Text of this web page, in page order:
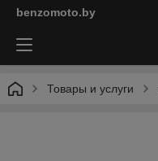
benzomoto.by
Товары и услуги